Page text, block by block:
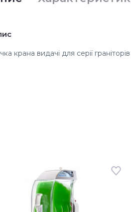
крана видачі для серії